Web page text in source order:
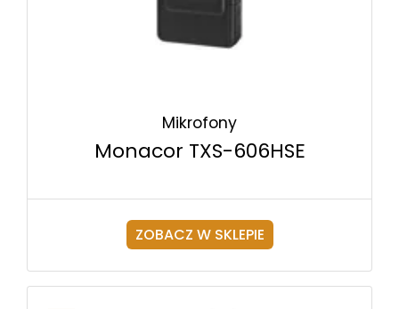
Mikrofony
Monacor TXS-606HSE
ZOBACZ W SKLEPIE